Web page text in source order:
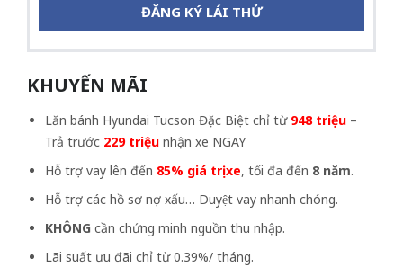
ĐĂNG KÝ LÁI THỬ
KHUYẾN MÃI
Lăn bánh Hyundai Tucson Đặc Biệt chỉ từ 948 triệu –
Trả trước 229 triệu nhận xe NGAY
Hỗ trợ vay lên đến 85% giá trị xe, tối đa đến 8 năm.
Hỗ trợ các hồ sơ nợ xấu… Duyệt vay nhanh chóng.
KHÔNG cần chứng minh nguồn thu nhập.
Lãi suất ưu đãi chỉ từ 0.39%/ tháng.